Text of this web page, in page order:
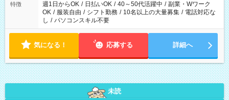
特徴 週1日からOK / 日払いOK / 40～50代活躍中 / 副業・Wワーク
OK / 服装自由 / シフト勤務 / 10名以上の大量募集 / 電話対応な
し / パソコンスキル不要
気になる！ 応募する 詳細へ
未読